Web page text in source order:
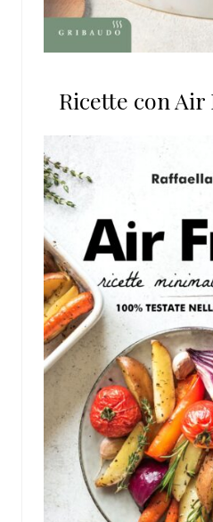
Ricette con Air